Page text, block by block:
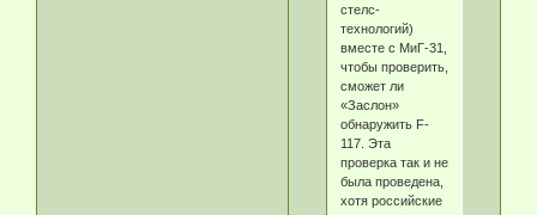
стелс-
технологий)
вместе с МиГ-31,
чтобы проверить,
сможет ли
«Заслон»
обнаружить F-
117. Эта
проверка так и не
была проведена,
хотя российские